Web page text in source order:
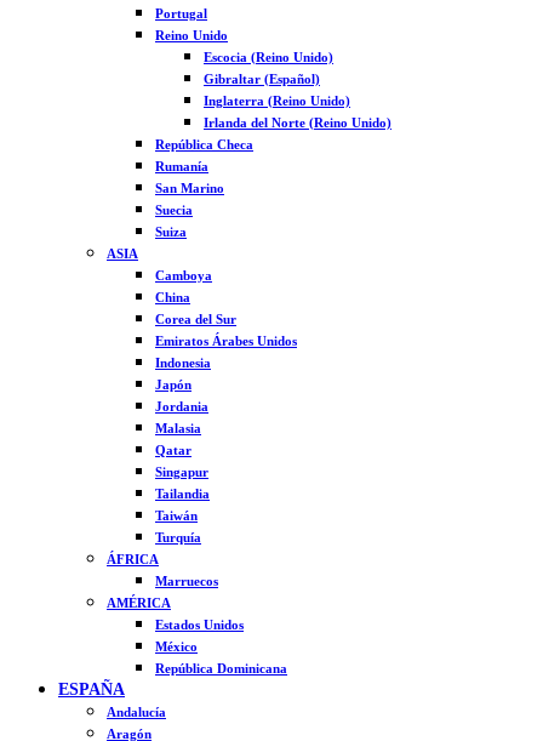
Portugal
Reino Unido
Escocia (Reino Unido)
Gibraltar (Español)
Inglaterra (Reino Unido)
Irlanda del Norte (Reino Unido)
República Checa
Rumanía
San Marino
Suecia
Suiza
ASIA
Camboya
China
Corea del Sur
Emiratos Árabes Unidos
Indonesia
Japón
Jordania
Malasia
Qatar
Singapur
Tailandia
Taiwán
Turquía
ÁFRICA
Marruecos
AMÉRICA
Estados Unidos
México
República Dominicana
ESPAÑA
Andalucía
Aragón